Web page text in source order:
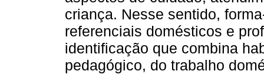
criança. Nesse sentido,
referenciais domésticos e
identificação que combina
pedagógico, do trabalho